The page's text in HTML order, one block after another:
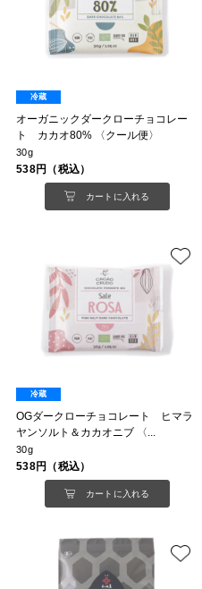
冷蔵
オーガニックダークローチョコレー
ト カカオ80% 〈クール便〉
30g
538円（税込）
カートに入れる
冷蔵
OGダークローチョコレート ヒマラ
ヤンソルト＆カカオニブ 〈...
30g
538円（税込）
カートに入れる